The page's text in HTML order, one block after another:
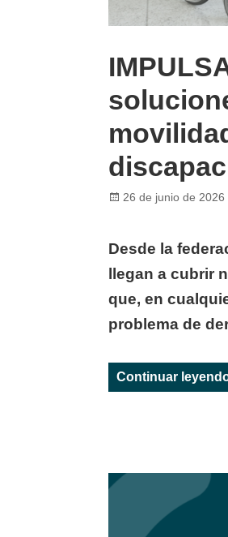
Posted
26 de junio de 2026
Desde la
llegan a cubrir
que, en
problema de
Continuar